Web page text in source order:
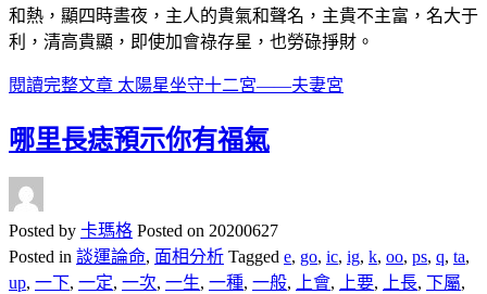
和熱，顯四時晝夜，主人的貴氣和聲名，主貴不主富，名大于
利，清高貴顯，即使加會祿存星，也勞碌掙財。
閱讀完整文章 太陽星坐守十二宮——夫妻宮
哪里長痣預示你有福氣
Posted by 卡瑪格 Posted on 20200627
Posted in 談運論命, 面相分析 Tagged e, go, ic, ig, k, oo, ps, q, ta,
up, 一下, 一定, 一次, 一生, 一種, 一般, 上會, 上要, 上長, 下屬,